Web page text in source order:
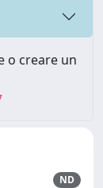
o creare un
ND